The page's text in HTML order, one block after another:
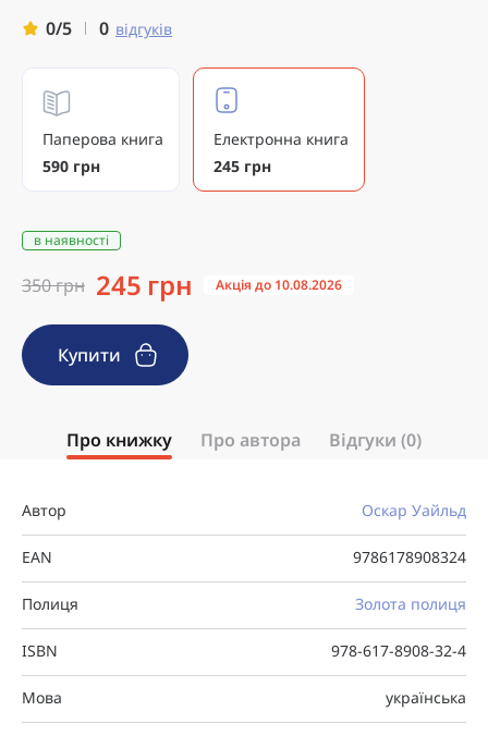
0/5
0 відгуків
Паперова книга
590 грн
Електронна книга
245 грн
в наявності
350 грн 245 грн Акція до 10.08.2026
Купити
Про книжку Про автора Відгуки (0)
Автор Оскар Уайльд
EAN 9786178908324
Полиця Золота полиця
ISBN 978-617-8908-32-4
Мова українська